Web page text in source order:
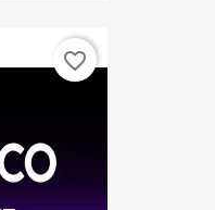
favorite_border